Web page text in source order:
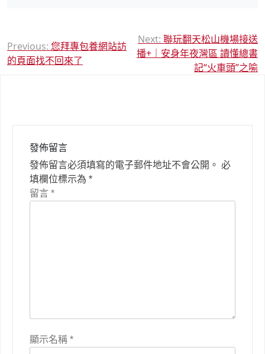
文
章
Previous: 您拜專包養網站訪
的頁面找不回來了
Next: 聯玩翻天松山機場接送
播+｜安身年夜灣區 讀懂總書
記“火車頭”之喻
發佈留言
發佈留言必須填寫的電子郵件地址不會公開。 必
填欄位標示為 *
留言 *
顯示名稱 *